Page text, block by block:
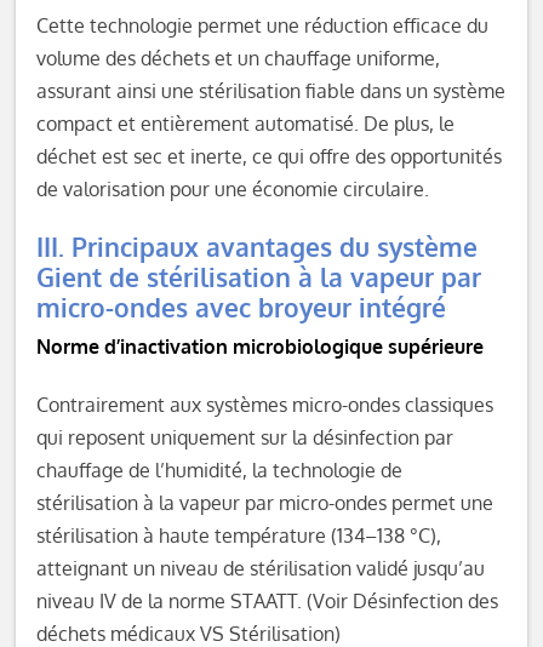
Cette technologie permet une réduction efficace du
volume des déchets et un chauffage uniforme,
assurant ainsi une stérilisation fiable dans un système
compact et entièrement automatisé. De plus, le
déchet est sec et inerte, ce qui offre des opportunités
de valorisation pour une économie circulaire.
III. Principaux avantages du système
Gient de stérilisation à la vapeur par
micro-ondes avec broyeur intégré
Norme d’inactivation microbiologique supérieure
Contrairement aux systèmes micro-ondes classiques
qui reposent uniquement sur la désinfection par
chauffage de l’humidité, la technologie de
stérilisation à la vapeur par micro-ondes permet une
stérilisation à haute température (134–138 °C),
atteignant un niveau de stérilisation validé jusqu’au
niveau IV de la norme STAATT. (Voir Désinfection des
déchets médicaux VS Stérilisation)